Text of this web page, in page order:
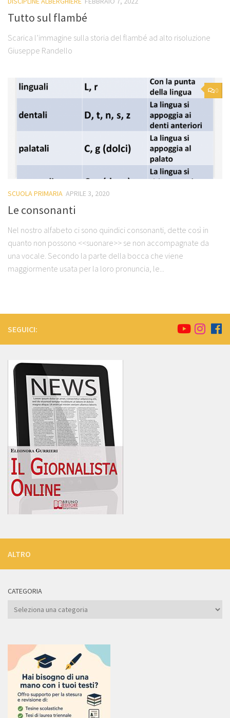
Tutto sul flambé
Scarica l’immagine sulla storia del flambé ad alto risoluzione
Giuseppe Randello
0
SCUOLA PRIMARIA APRILE 3, 2020
Le consonanti
Nel nostro alfabeto ci sono quindici consonanti, dette così in
quanto non possono <<suonare>> se non accompagnate da
una vocale. Secondo la parte della bocca che viene
maggiormente usata per la loro pronuncia, le...
SEGUICI:
ALTRO
CATEGORIA
Categoria